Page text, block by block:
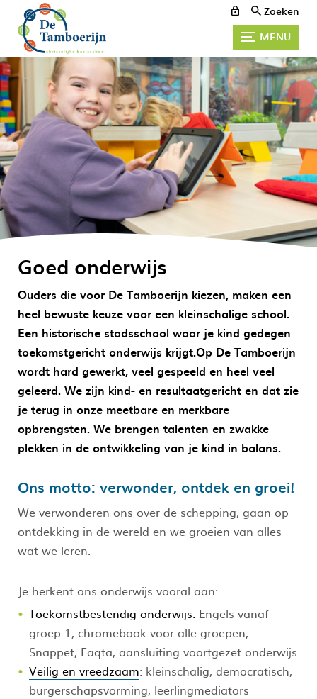
Zoeken
MENU
Goed onderwijs
Ouders die voor De Tamboerijn kiezen, maken een
heel bewuste keuze voor een kleinschalige school.
Een historische stadsschool waar je kind gedegen
toekomstgericht onderwijs krijgt.Op De Tamboerijn
wordt hard gewerkt, veel gespeeld en heel veel
geleerd. We zijn kind- en resultaatgericht en dat zie
je terug in onze meetbare en merkbare
opbrengsten. We brengen talenten en zwakke
plekken in de ontwikkeling van je kind in balans.
Ons motto: verwonder, ontdek en groei!
We verwonderen ons over de schepping, gaan op
ontdekking in de wereld en we groeien van alles
wat we leren.
Je herkent ons onderwijs vooral aan:
Toekomstbestendig onderwijs: Engels vanaf
groep 1, chromebook voor alle groepen,
Snappet, Faqta, aansluiting voortgezet onderwijs
Veilig en vreedzaam: kleinschalig, democratisch,
burgerschapsvorming, leerlingmediators